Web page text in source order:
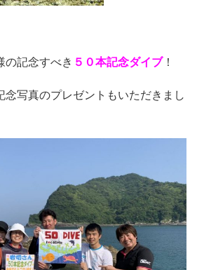
の記念すべき ５０本記念ダイブ！
念写真のプレゼントもいただきまし